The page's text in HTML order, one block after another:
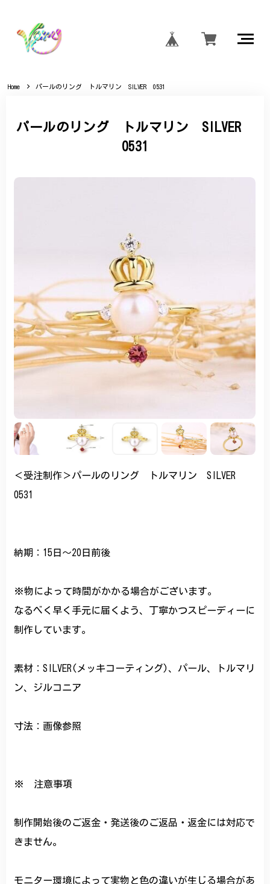
Home パールのリング トルマリン SILVER 0531
パールのリング トルマリン SILVER
0531
＜受注制作＞パールのリング トルマリン SILVER
0531
納期：15日～20日前後
※物によって時間がかかる場合がございます。
なるべく早く手元に届くよう、丁寧かつスピーディーに
制作しています。
素材：SILVER(メッキコーティング)、パール、トルマリ
ン、ジルコニア
寸法：画像参照
※ 注意事項
制作開始後のご返金・発送後のご返品・返金には対応で
きません。
モニター環境によって実物と色の違いが生じる場合があ